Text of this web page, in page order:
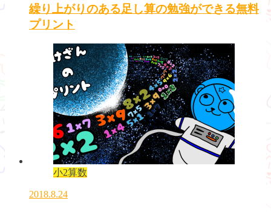
繰り上がりのある足し算の勉強ができる無料
プリント
小2算数
2018.8.24